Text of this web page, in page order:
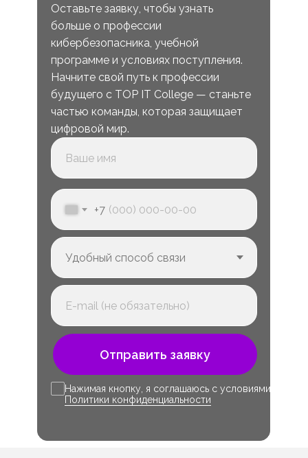
Оставьте заявку, чтобы узнать
больше о профессии
кибербезопасника, учебной
программе и условиях поступления.
Начните свой путь к профессии
будущего с TOP IT College — станьте
частью команды, которая защищает
цифровой мир.
+7
Отправить заявку
Нажимая кнопку, я соглашаюсь с условиями
Политики конфиденциальности